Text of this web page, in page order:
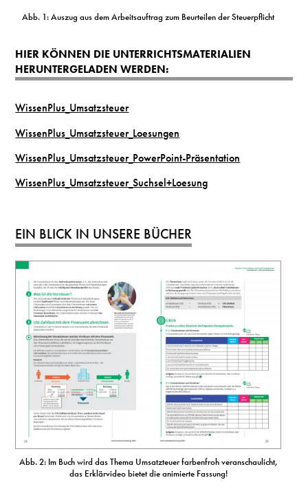
Abb. 1: Auszug aus dem Arbeitsauftrag zum Beurteilen der Steuerpflicht
HIER KÖNNEN DIE UNTERRICHTSMATERIALIEN
HERUNTERGELADEN WERDEN:
WissenPlus_Umsatzsteuer
WissenPlus_Umsatzsteuer_Loesungen
WissenPlus_Umsatzsteuer_PowerPoint-Präsentation
WissenPlus_Umsatzsteuer_Suchsel+Loesung
EIN BLICK IN UNSERE BÜCHER
Abb. 2: Im Buch wird das Thema Umsatzteuer farbenfroh veranschaulicht,
das Erklärvideo bietet die animierte Fassung!